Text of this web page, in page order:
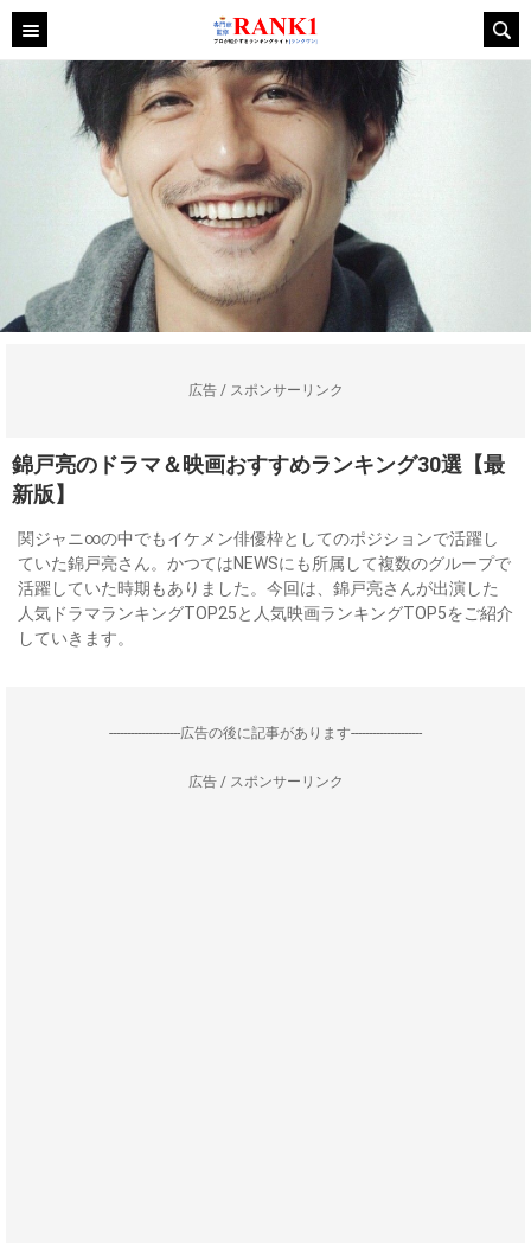
広告 / スポンサーリンク
錦戸亮のドラマ＆映画おすすめランキング30選【最
新版】
関ジャニ∞の中でもイケメン俳優枠としてのポジションで活躍し
ていた錦戸亮さん。かつてはNEWSにも所属して複数のグループで
活躍していた時期もありました。今回は、錦戸亮さんが出演した
人気ドラマランキングTOP25と人気映画ランキングTOP5をご紹介
していきます。
--------------------広告の後に記事があります--------------------
広告 / スポンサーリンク